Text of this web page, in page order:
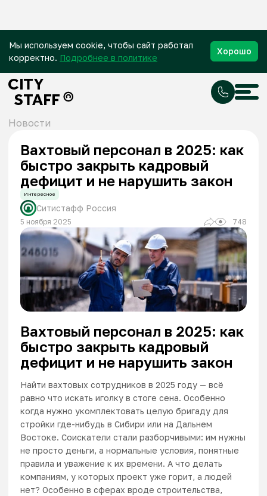
Мы используем cookie, чтобы сайт работал
корректно. Подробнее в политике
Хорошо
Новости
Вахтовый персонал в 2025: как
быстро закрыть кадровый
дефицит и не нарушить закон
Интересное
Ситистафф Россия
5 ноября 2025 748
Вахтовый персонал в 2025: как
быстро закрыть кадровый
дефицит и не нарушить закон
Найти вахтовых сотрудников в 2025 году — всё
равно что искать иголку в стоге сена. Особенно
когда нужно укомплектовать целую бригаду для
стройки где-нибудь в Сибири или на Дальнем
Востоке. Соискатели стали разборчивыми: им нужны
не просто деньги, а нормальные условия, понятные
правила и уважение к их времени. А что делать
компаниям, у которых проект уже горит, а людей
нет? Особенно в сферах вроде строительства,